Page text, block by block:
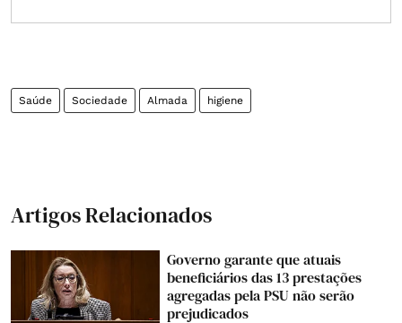
Saúde Sociedade Almada higiene
Artigos Relacionados
Governo garante que atuais
beneficiários das 13 prestações
agregadas pela PSU não serão
prejudicados